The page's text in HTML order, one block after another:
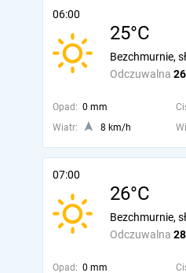
06:00
25°C
Odczuwalna
Bezchmurnie,
Opad: 0 mm
Wiatr:
8 km/h
07:00
26°C
Odczuwalna
Bezchmurnie,
Opad: 0 mm